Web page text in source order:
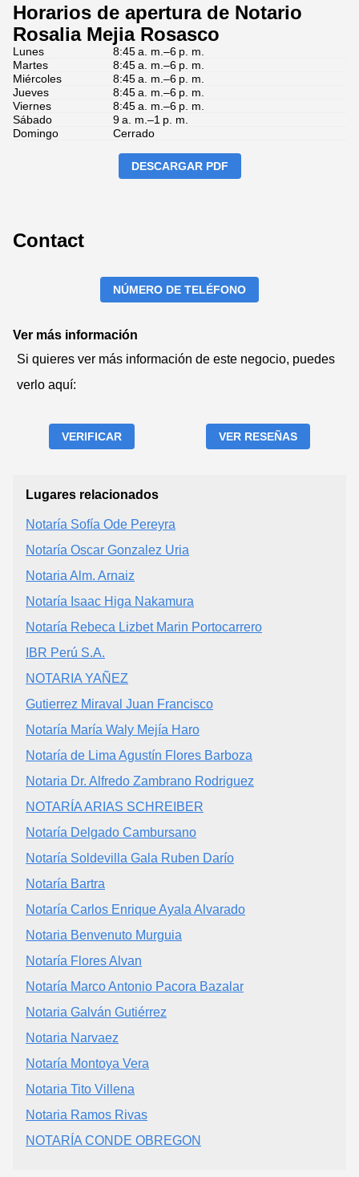
Horarios de apertura de Notario
Rosalia Mejia Rosasco
Lunes
8:45 a. m.–6 p. m.
Martes
8:45 a. m.–6 p. m.
Miércoles
8:45 a. m.–6 p. m.
Jueves
8:45 a. m.–6 p. m.
Viernes
8:45 a. m.–6 p. m.
Sábado
9 a. m.–1 p. m.
Domingo
Cerrado
DESCARGAR PDF
Contact
NÚMERO DE TELÉFONO
Ver más información
Si quieres ver más información de este negocio, puedes
verlo aquí:
VERIFICAR VER RESEÑAS
Lugares relacionados
Notaría Sofía Ode Pereyra
Notaría Oscar Gonzalez Uria
Notaria Alm. Arnaiz
Notaría Isaac Higa Nakamura
Notaría Rebeca Lizbet Marin Portocarrero
IBR Perú S.A.
NOTARIA YAÑEZ
Gutierrez Miraval Juan Francisco
Notaría María Waly Mejía Haro
Notaría de Lima Agustín Flores Barboza
Notaria Dr. Alfredo Zambrano Rodriguez
NOTARÍA ARIAS SCHREIBER
Notaría Delgado Cambursano
Notaría Soldevilla Gala Ruben Darío
Notaría Bartra
Notaría Carlos Enrique Ayala Alvarado
Notaria Benvenuto Murguia
Notaría Flores Alvan
Notaría Marco Antonio Pacora Bazalar
Notaria Galván Gutiérrez
Notaria Narvaez
Notaría Montoya Vera
Notaria Tito Villena
Notaria Ramos Rivas
NOTARÍA CONDE OBREGON